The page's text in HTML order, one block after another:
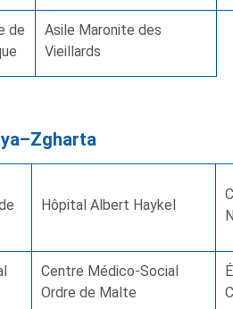
de
Asile Maronite des
Vieillards
Hôpital Albert Haykel
Centre Médico-Social
Ordre de Malte